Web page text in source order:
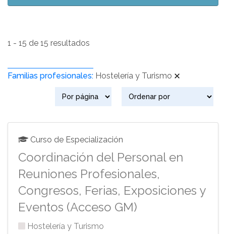
1 - 15 de 15 resultados
Familias profesionales: Hostelería y Turismo
Curso de Especialización
Coordinación del Personal en
Reuniones Profesionales,
Congresos, Ferias, Exposiciones y
Eventos (Acceso GM)
Hostelería y Turismo